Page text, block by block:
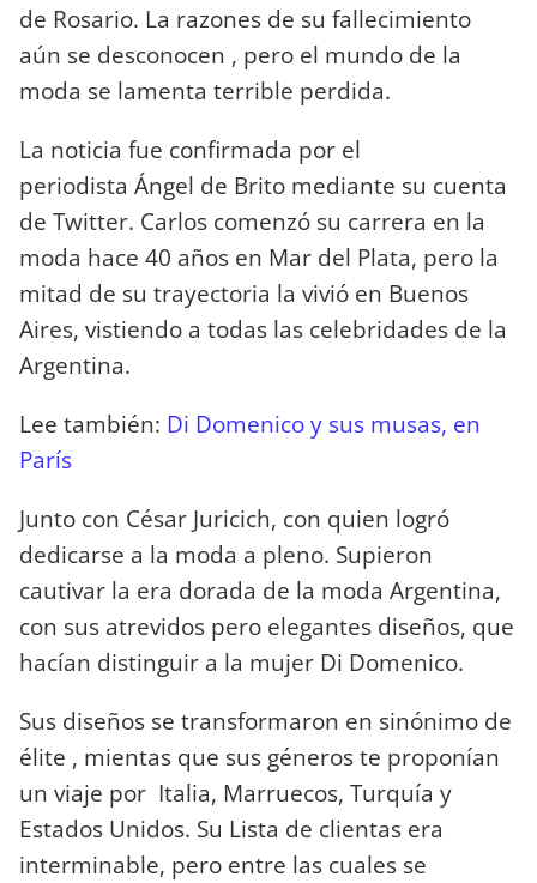
de Rosario. La razones de su fallecimiento
aún se desconocen , pero el mundo de la
moda se lamenta terrible perdida.
La noticia fue confirmada por el
periodista Ángel de Brito mediante su cuenta
de Twitter. Carlos comenzó su carrera en la
moda hace 40 años en Mar del Plata, pero la
mitad de su trayectoria la vivió en Buenos
Aires, vistiendo a todas las celebridades de la
Argentina.
Lee también: Di Domenico y sus musas, en
París
Junto con César Juricich, con quien logró
dedicarse a la moda a pleno. Supieron
cautivar la era dorada de la moda Argentina,
con sus atrevidos pero elegantes diseños, que
hacían distinguir a la mujer Di Domenico.
Sus diseños se transformaron en sinónimo de
élite , mientas que sus géneros te proponían
un viaje por Italia, Marruecos, Turquía y
Estados Unidos. Su Lista de clientas era
interminable, pero entre las cuales se